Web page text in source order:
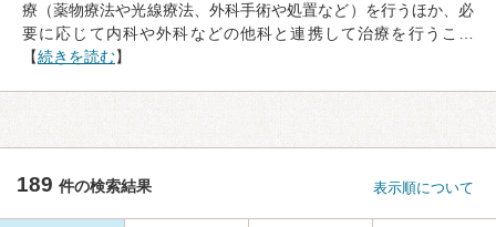
療（薬物療法や光線療法、外科手術や処置など）を行うほか、必
要に応じて内科や外科などの他科と連携して治療を行うこ…
【続きを読む】
189 件の検索結果 表示順について